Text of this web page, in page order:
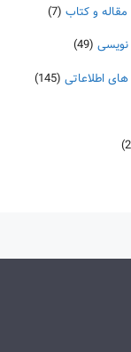
مقاله و کتاب (7)
نویسی (49)
های اطلاعاتی (145)